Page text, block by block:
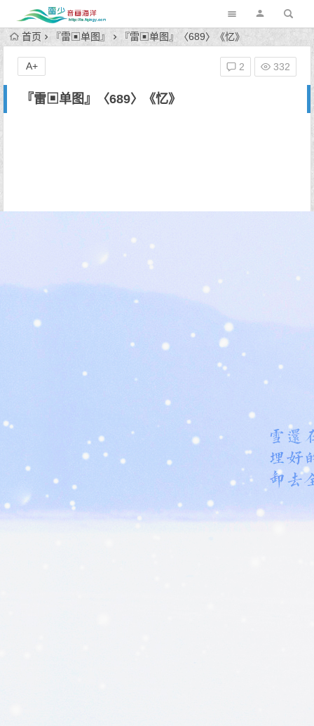
首页 『雷▣单图』 『雷▣单图』〈689〉《忆》
『雷▣单图』〈689〉《忆》
2 332
A+